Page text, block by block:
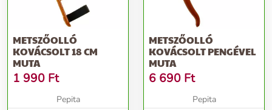
METSZŐOLLÓ
KOVÁCSOLT 18 CM
MUTA
1 990 Ft
Pepita
METSZŐOLLÓ
KOVÁCSOLT PENGÉVEL
MUTA
6 690 Ft
Pepita